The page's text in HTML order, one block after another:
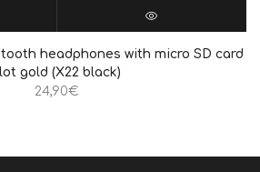
QUICK VIEW
headphones with micro SD card
gold (X22 black)
24,90€